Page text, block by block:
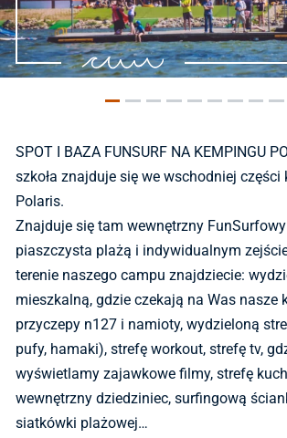
SPOT I BAZA FUNSURF NA KEMPINGU
szkoła znajduje się we wschodniej części
Polaris.
Znajduje się tam wewnętrzny FunSurfowy
piaszczysta plażą i indywidualnym
terenie naszego campu znajdziecie:
mieszkalną, gdzie czekają na Was nasze
przyczepy n127 i namioty, wydzieloną
pufy, hamaki), strefę workout, strefę tv,
wyświetlamy zajawkowe filmy, strefę
wewnętrzny dziedziniec, surfingową
siatkówki plażowej…